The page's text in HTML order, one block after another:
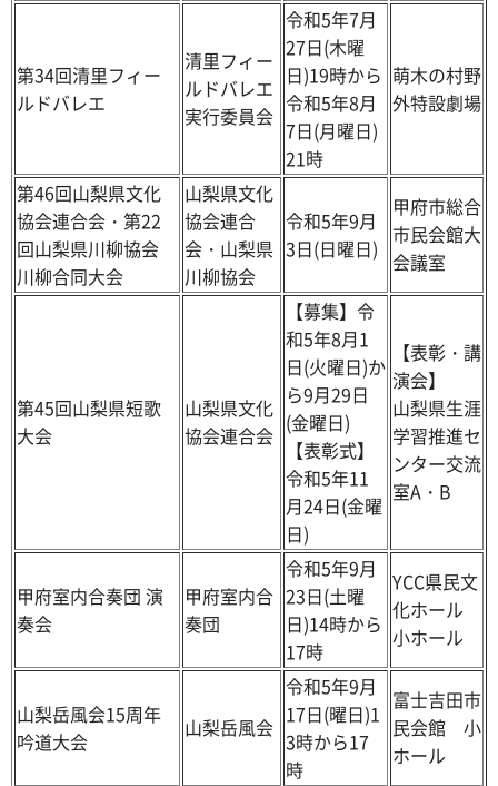
第34回清里フィー
ルドバレエ
清里フィー
ルドバレエ
実行委員会
令和5年7月
27日(木曜
日)19時から
令和5年8月
7日(月曜日)
21時
萌木の村野
外特設劇場
第46回山梨県文化
協会連合会・第22
回山梨県川柳協会
川柳合同大会
山梨県文化
協会連合
会・山梨県
川柳協会
令和5年9月
3日(日曜日)
甲府市総合
市民会館大
会議室
第45回山梨県短歌
大会
山梨県文化
協会連合会
【募集】令
和5年8月1
日(火曜日)か
ら9月29日
(金曜日)
【表彰式】
令和5年11
月24日(金曜
日)
【表彰・講
演会】
山梨県生涯
学習推進セ
ンター交流
室A・B
甲府室内合奏団 演
奏会
甲府室内合
奏団
令和5年9月
23日(土曜
日)14時から
17時
YCC県民文
化ホール
小ホール
山梨岳風会15周年
吟道大会
山梨岳風会
令和5年9月
17日(曜日)1
3時から17
時
富士吉田市
民会館 小
ホール